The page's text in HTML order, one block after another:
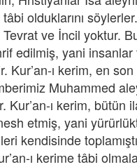
olduklarını
ve İncil yoktur.
edilmiş, yani insanlar
Kur’an-ı kerim, en
Muhammed
Kur’an-ı kerim, bütün
etmiş, yani
kendisinde
ı kerime tâbi